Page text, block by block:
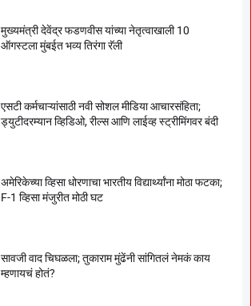
मुख्यमंत्री देवेंद्र फडणवीस यांच्या नेतृत्वाखाली 10
ऑगस्टला मुंबईत भव्य तिरंगा रॅली
एसटी कर्मचाऱ्यांसाठी नवी सोशल मीडिया आचारसंहिता;
ड्युटीदरम्यान व्हिडिओ, रील्स आणि लाईव्ह स्ट्रीमिंगवर बंदी
अमेरिकेच्या व्हिसा धोरणाचा भारतीय विद्यार्थ्यांना मोठा फटका;
F-1 व्हिसा मंजुरीत मोठी घट
सावजी वाद चिघळला; तुकाराम मुंढेंनी सांगितलं नेमकं काय
म्हणायचं होतं?